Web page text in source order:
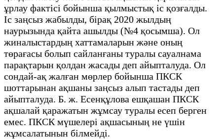
ұрлау фактісі бойынша қылмыстық іс қозғалды.
Іс заңсыз жабылды, бірақ 2020 жылдың
наурызында қайта ашылды (№4 қосымша). Ол
жиналыстардың хаттамаларын және оның
төрағасы болып сайланғаны туралы сауалнама
парақтарын қолдан жасады деп айыпталуда. Ол
сондай-ақ жалған мөрлер бойынша ПКСК
шоттарынан ақшаны заңсыз алып тастады деп
айыпталуда. Б. ж. Есенқұлова ешқашан ПКСК
ақшалай қаражатын жұмсау туралы есеп берген
емес. ПКСК мүшелері ақшасының не үшін
жұмсалатынын білмейді.